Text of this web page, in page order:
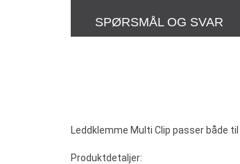
SPØRSMÅL OG SVAR
Leddklemme Multi Clip passer både
Produktdetaljer: